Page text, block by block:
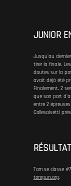
JUNIOR
Jusqu'au
tirer la finale.
doutes sur la
avait déjà été
Finalement, 2
que son port
entre 2
Collesalvetti
RÉSULTAT
Tom se classe
tomgun.org.